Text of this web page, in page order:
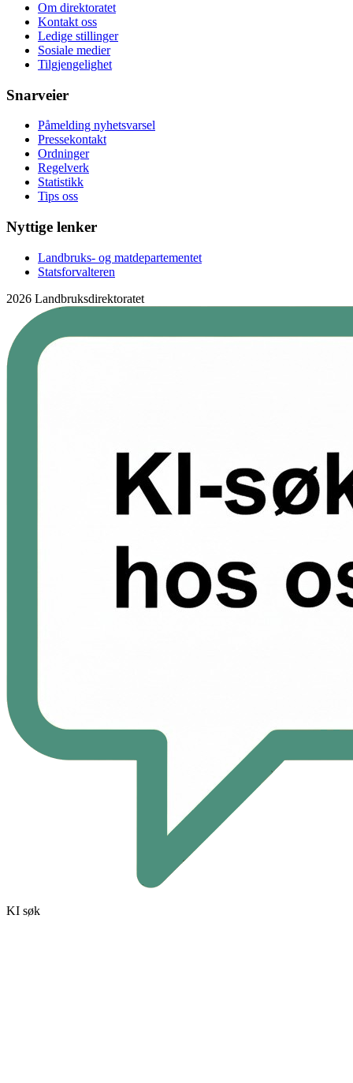
Om direktoratet
Kontakt oss
Ledige stillinger
Sosiale medier
Tilgjengelighet
Snarveier
Påmelding nyhetsvarsel
Pressekontakt
Ordninger
Regelverk
Statistikk
Tips oss
Nyttige lenker
Landbruks- og matdepartementet
Statsforvalteren
2026 Landbruksdirektoratet
KI søk